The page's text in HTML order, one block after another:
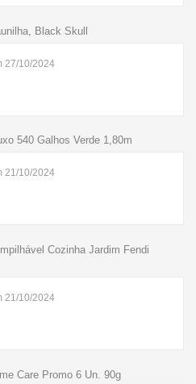
Black Skull
27/10/2024
540 Galhos Verde 1,80m
21/10/2024
Cozinha Jardim Fendi
21/10/2024
Care Promo 6 Un. 90g